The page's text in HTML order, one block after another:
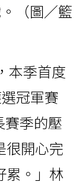
（圖／籃
本季首度
冠軍賽
賽季的壓
很開心完
累。」林